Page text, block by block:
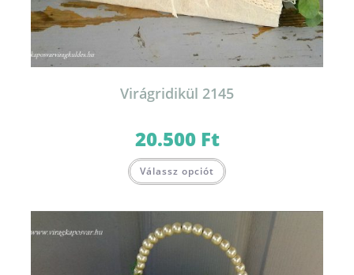
Virágridikül 2145
20.500 Ft
Válassz opciót